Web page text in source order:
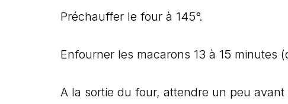
Préchauffer le four à 145°.
Enfourner les macarons 13 à 15 minutes
A la sortie du four, attendre un peu